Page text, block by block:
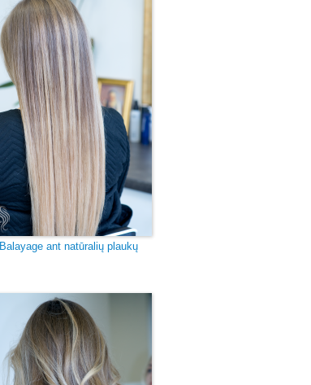
Balayage ant natūralių plaukų